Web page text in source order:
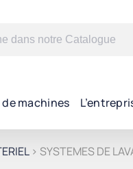
machines
> SYSTEMES DE